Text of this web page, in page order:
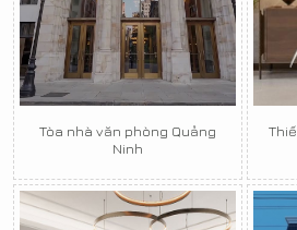
Tòa nhà văn phòng Quảng
Ninh